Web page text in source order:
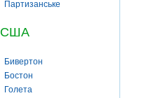
Партизанське
США
Бивертон
Бостон
Голета